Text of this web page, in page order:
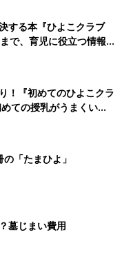
する本『ひよこクラブ
で、育児に役立つ情報が
！『初めてのひよこクラ
ての授乳がうまくい
と夏のトラブル 解決テ
「たまひよ」
墓じまい費用